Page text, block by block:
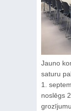
Jauno
saturu
1.
noslēgs